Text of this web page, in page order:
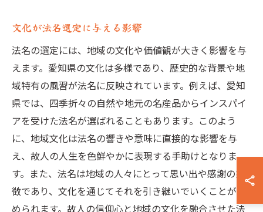
文化が法名選定に与える影響
法名の選定には、地域の文化や価値観が大きく影響を与
えます。愛知県の文化は多様であり、歴史的な背景や地
域特有の風習が法名に反映されています。例えば、愛知
県では、四季折々の自然や地元の名産品からインスパイ
アを受けた法名が選ばれることもあります。このよう
に、地域文化は法名の響きや意味に直接的な影響を与
え、故人の人生を色鮮やかに表現する手助けとなりま
す。また、法名は地域の人々にとって思い出や感謝の象
徴であり、文化を通じてそれを引き継いでいくことが求
められます。故人の信仰心と地域の文化を融合させた法